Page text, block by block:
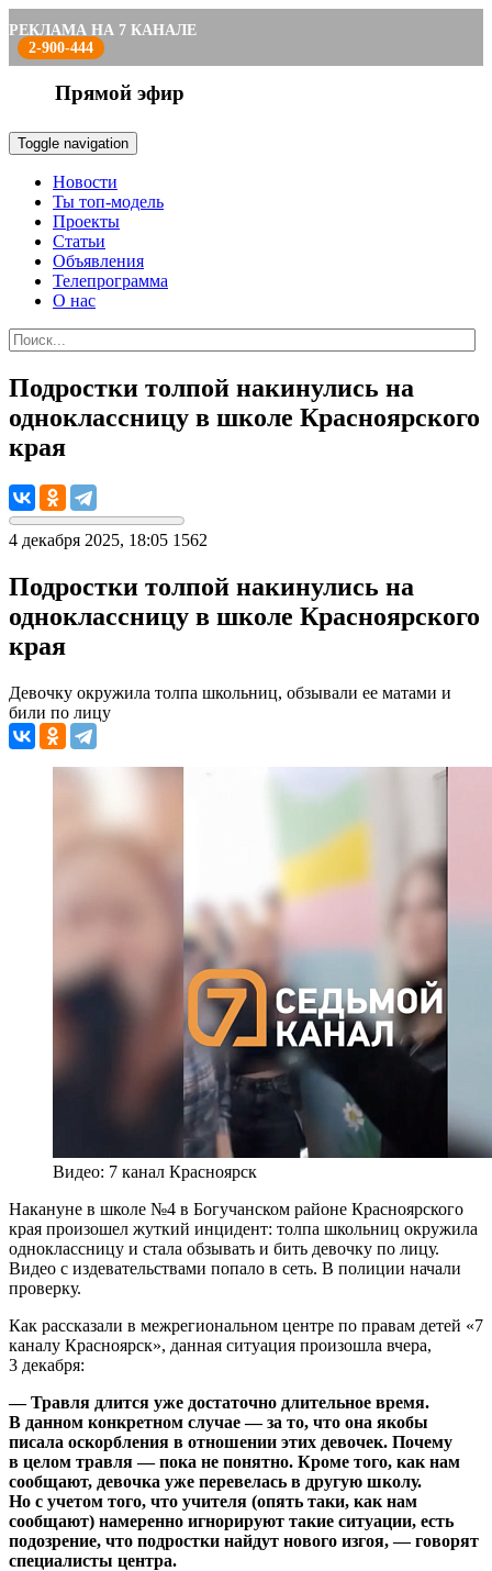
РЕКЛАМА НА 7 КАНАЛЕ
2-900-444
Прямой эфир
Toggle navigation
Новости
Ты топ-модель
Проекты
Статьи
Объявления
Телепрограмма
О нас
Подростки толпой накинулись на
одноклассницу в школе Красноярского
края
4 декабря 2025, 18:05 1562
Подростки толпой накинулись на
одноклассницу в школе Красноярского
края
Девочку окружила толпа школьниц, обзывали ее матами и
били по лицу
Видео: 7 канал Красноярск
Накануне в школе №4 в Богучанском районе Красноярского
края произошел жуткий инцидент: толпа школьниц окружила
одноклассницу и стала обзывать и бить девочку по лицу.
Видео с издевательствами попало в сеть. В полиции начали
проверку.
Как рассказали в межрегиональном центре по правам детей «7
каналу Красноярск», данная ситуация произошла вчера,
3 декабря:
— Травля длится уже достаточно длительное время.
В данном конкретном случае — за то, что она якобы
писала оскорбления в отношении этих девочек. Почему
в целом травля — пока не понятно. Кроме того, как нам
сообщают, девочка уже перевелась в другую школу.
Но с учетом того, что учителя (опять таки, как нам
сообщают) намеренно игнорируют такие ситуации, есть
подозрение, что подростки найдут нового изгоя, — говорят
специалисты центра.